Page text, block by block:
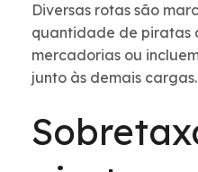
Diversas rotas são
quantidade de piratas
mercadorias ou
junto às demais cargas.